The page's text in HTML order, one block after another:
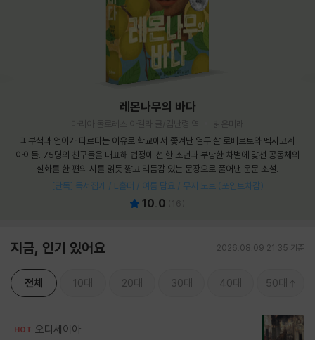
레몬나무의 바다
피부색과 언어가 다르다는 이유로 학교에서 쫓겨난 열두 살 로베르토와 멕시코계
아이들. 75명의 친구들을 대표해 법정에 선 한 소년과 부당한 차별에 맞선 공동체의
실화를 한 편의 시를 읽듯 짧고 리듬감 있는 문장으로 풀어낸 운문 소설.
[단독] 독서집게 / L홀더 / 여름 담요 / 무지 노트 (포인트차감)
10.0
지금, 인기 있어요 2026.08.09 21:35 기준
전체 10대 20대 30대 40대 50대
HOT 오디세이아